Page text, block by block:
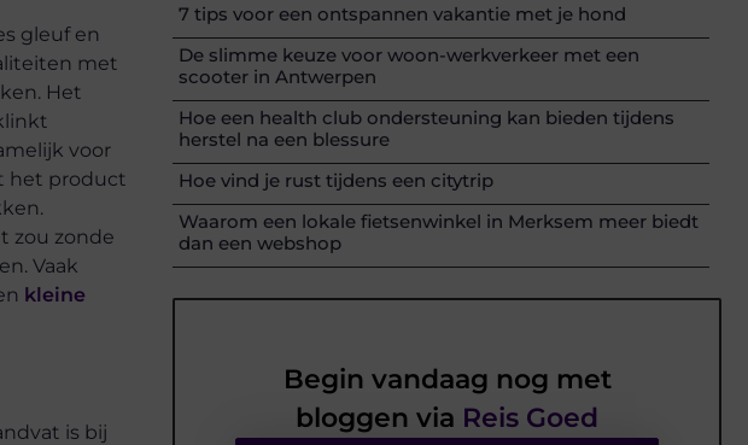
gleuf en
met
Het
voor
het product
zou zonde
Vaak
kleine
is bij
7 tips voor een ontspannen vakantie met je hond
De slimme keuze voor woon-werkverkeer met een
scooter in Antwerpen
Hoe een health club ondersteuning kan bieden tijdens
herstel na een blessure
Hoe vind je rust tijdens een citytrip
Waarom een lokale fietsenwinkel in Merksem meer biedt
dan een webshop
Begin vandaag nog met
bloggen via Reis Goed